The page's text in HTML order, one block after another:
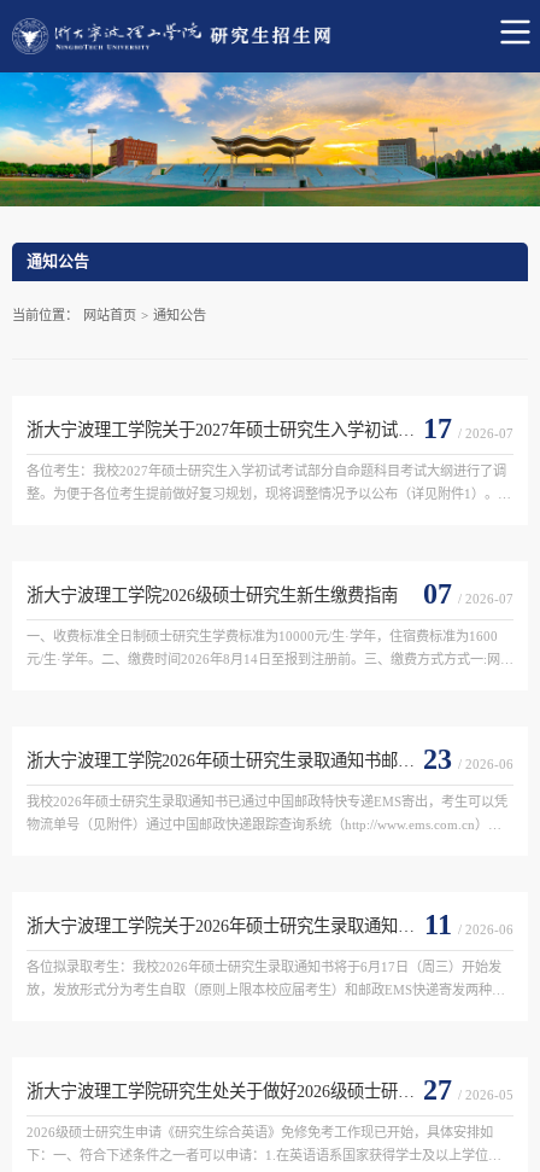
通知公告
当前位置： 网站首页 > 通知公告
17 / 2026-07
各位考生：我校2027年硕士研究生入学初试考试部分自命题科目考试大纲进行了调
整。为便于各位考生提前做好复习规划，现将调整情况予以公布（详见附件1）。请
浙大宁波理工学院2026级硕士研究生新生缴费指南 07 / 2026-07
一、收费标准全日制硕士研究生学费标准为10000元/生·学年，住宿费标准为1600
元/生·学年。二、缴费时间2026年8月14日至报到注册前。三、缴费方式方式一:网络
23 / 2026-06
我校2026年硕士研究生录取通知书已通过中国邮政特快专递EMS寄出，考生可以凭
物流单号（见附件）通过中国邮政快递跟踪查询系统（http://www.ems.com.cn）查
11 / 2026-06
各位拟录取考生：我校2026年硕士研究生录取通知书将于6月17日（周三）开始发
放，发放形式分为考生自取（原则上限本校应届考生）和邮政EMS快递寄发两种。
27 / 2026-05
2026级硕士研究生申请《研究生综合英语》免修免考工作现已开始，具体安排如
下：一、符合下述条件之一者可以申请：1.在英语语系国家获得学士及以上学位；2.